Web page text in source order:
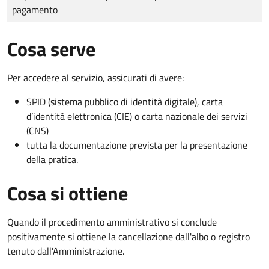
pagamento
Cosa serve
Per accedere al servizio, assicurati di avere:
SPID (sistema pubblico di identità digitale), carta
d’identità elettronica (CIE) o carta nazionale dei servizi
(CNS)
tutta la documentazione prevista per la presentazione
della pratica.
Cosa si ottiene
Quando il procedimento amministrativo si conclude
positivamente si ottiene la cancellazione dall'albo o registro
tenuto dall'Amministrazione.